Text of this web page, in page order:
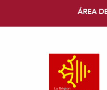
ÁREA